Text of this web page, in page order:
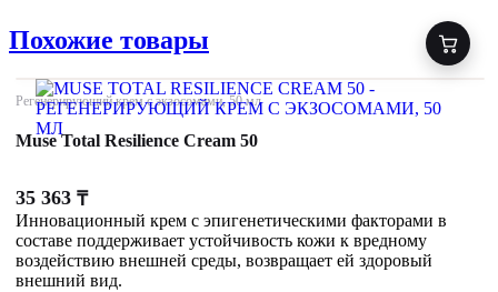
Похожие товары
Регенерирующий крем с экзосомами, 50 мл
Muse Total Resilience Cream 50
35 363 ₸
Инновационный крем с эпигенетическими факторами в
составе поддерживает устойчивость кожи к вредному
воздействию внешней среды, возвращает ей здоровый
внешний вид.